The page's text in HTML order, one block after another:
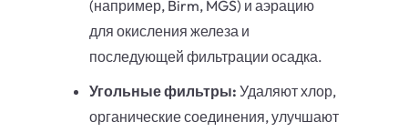
(например, Birm, MGS) и аэрацию
для окисления железа и
последующей фильтрации осадка.
Угольные фильтры: Удаляют хлор,
органические соединения, улучшают